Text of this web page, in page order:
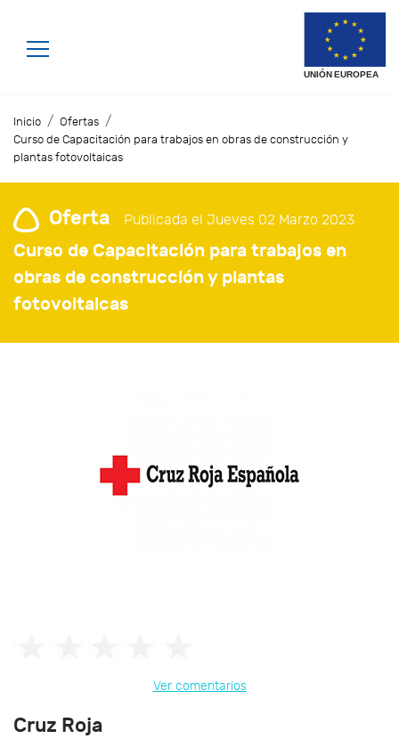
Inicio / Ofertas /
Curso de Capacitación para trabajos en obras de construcción y
plantas fotovoltaicas
Oferta Publicada el Jueves 02 Marzo 2023
Curso de Capacitación para trabajos en
obras de construcción y plantas
fotovoltaicas
Ver comentarios
Cruz Roja